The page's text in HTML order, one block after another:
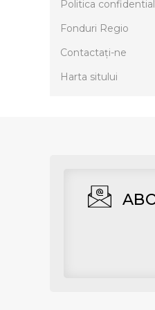
Politica
Fonduri Regio
Contactaţi-ne
Harta sitului